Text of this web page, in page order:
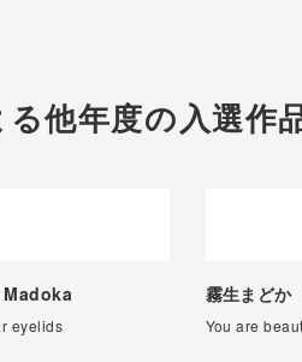
他年度の入選作
eyelids
霧生まどか
You are